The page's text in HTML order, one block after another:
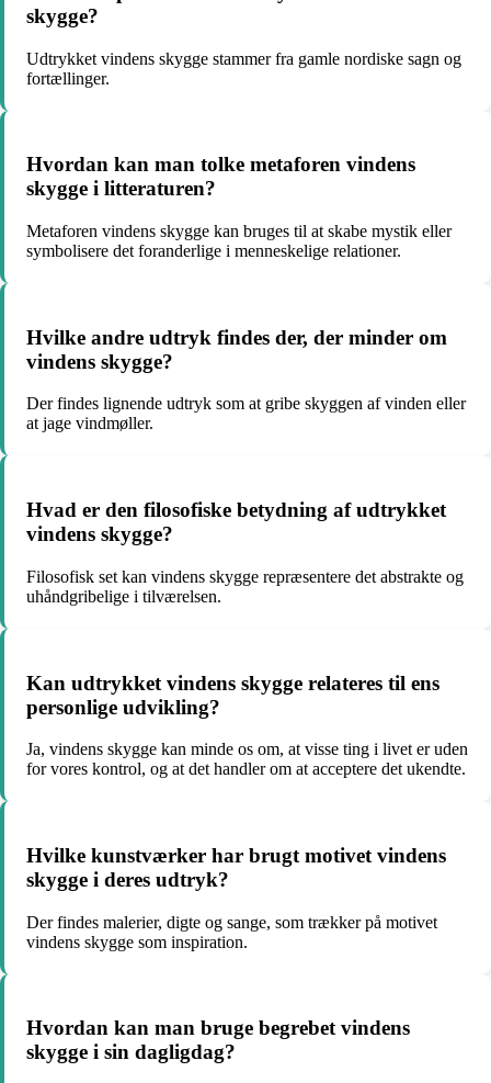
skygge?
Udtrykket vindens skygge stammer fra gamle nordiske sagn og
fortællinger.
Hvordan kan man tolke metaforen vindens
skygge i litteraturen?
Metaforen vindens skygge kan bruges til at skabe mystik eller
symbolisere det foranderlige i menneskelige relationer.
Hvilke andre udtryk findes der, der minder om
vindens skygge?
Der findes lignende udtryk som at gribe skyggen af vinden eller
at jage vindmøller.
Hvad er den filosofiske betydning af udtrykket
vindens skygge?
Filosofisk set kan vindens skygge repræsentere det abstrakte og
uhåndgribelige i tilværelsen.
Kan udtrykket vindens skygge relateres til ens
personlige udvikling?
Ja, vindens skygge kan minde os om, at visse ting i livet er uden
for vores kontrol, og at det handler om at acceptere det ukendte.
Hvilke kunstværker har brugt motivet vindens
skygge i deres udtryk?
Der findes malerier, digte og sange, som trækker på motivet
vindens skygge som inspiration.
Hvordan kan man bruge begrebet vindens
skygge i sin dagligdag?